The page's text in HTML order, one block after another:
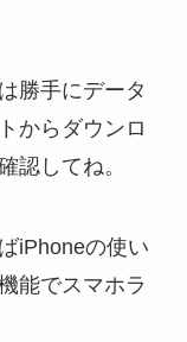
勝手にデータ
からダウンロ
認してね。
iPhoneの使い
能でスマホラ